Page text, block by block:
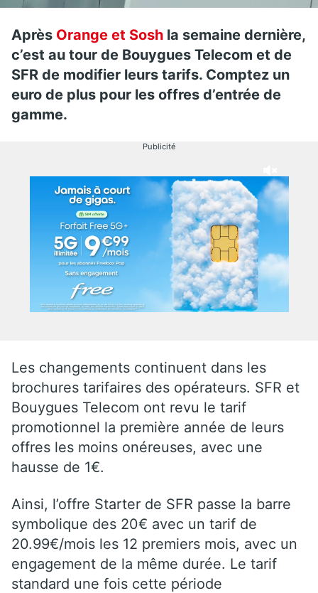
Après Orange et Sosh la semaine dernière,
c’est au tour de Bouygues Telecom et de
SFR de modifier leurs tarifs. Comptez un
euro de plus pour les offres d’entrée de
gamme.
Publicité
Les changements continuent dans les
brochures tarifaires des opérateurs. SFR et
Bouygues Telecom ont revu le tarif
promotionnel la première année de leurs
offres les moins onéreuses, avec une
hausse de 1€.
Ainsi, l’offre Starter de SFR passe la barre
symbolique des 20€ avec un tarif de
20.99€/mois les 12 premiers mois, avec un
engagement de la même durée. Le tarif
standard une fois cette période